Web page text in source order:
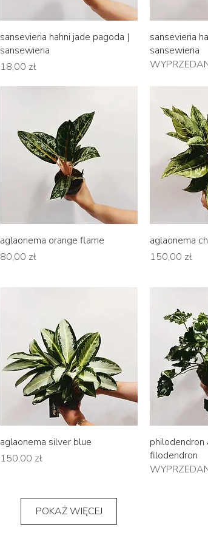
Podgląd
sansevieria hahni jade pagoda |
sansewieria
Cena
18,00 zł
sansevieria
sansewieria
Podgląd
aglaonema orange flame
Cena
80,00 zł
aglaonema
Cena
150,00 zł
Podgląd
aglaonema silver blue
Cena
150,00 zł
philodendron
filodendron
POKAŻ WIĘCEJ